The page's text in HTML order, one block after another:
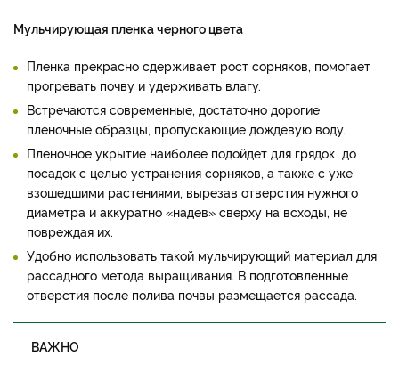
Мульчирующая пленка черного цвета
Пленка прекрасно сдерживает рост сорняков, помогает
прогревать почву и удерживать влагу.
Встречаются современные, достаточно дорогие
пленочные образцы, пропускающие дождевую воду.
Пленочное укрытие наиболее подойдет для грядок до
посадок с целью устранения сорняков, а также с уже
взошедшими растениями, вырезав отверстия нужного
диаметра и аккуратно «надев» сверху на всходы, не
повреждая их.
Удобно использовать такой мульчирующий материал для
рассадного метода выращивания. В подготовленные
отверстия после полива почвы размещается рассада.
ВАЖНО